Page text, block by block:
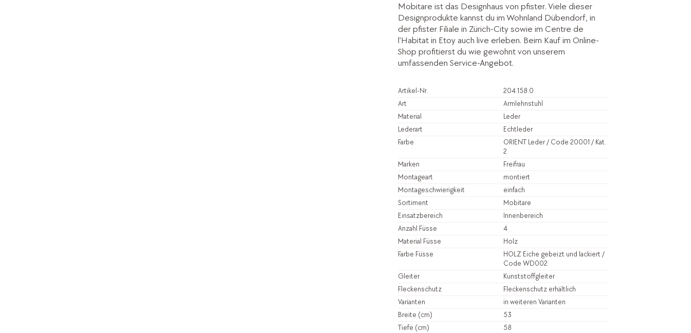
Mobitare ist das Designhaus von pfister. Viele dieser
Designprodukte kannst du im Wohnland Dübendorf, in
der pfister Filiale in Zürich-City sowie im Centre de
l'Habitat in Etoy auch live erleben. Beim Kauf im Online-
Shop profitierst du wie gewohnt von unserem
umfassenden Service-Angebot.
Artikel-Nr.
204.158.0
Art
Armlehnstuhl
Material
Leder
Lederart
Echtleder
Farbe
ORIENT Leder / Code 20001 / Kat.
2
Marken
Freifrau
Montageart
montiert
Montageschwierigkeit
einfach
Sortiment
Mobitare
Einsatzbereich
Innenbereich
Anzahl Füsse
4
Material Füsse
Holz
Farbe Füsse
HOLZ Eiche gebeizt und lackiert /
Code WD002
Gleiter
Kunststoffgleiter
Fleckenschutz
Fleckenschutz erhältlich
Varianten
in weiteren Varianten
Breite (cm)
53
Tiefe (cm)
58